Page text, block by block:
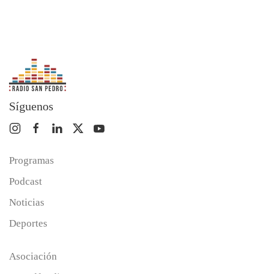
Síguenos
Programas
Podcast
Noticias
Deportes
Asociación